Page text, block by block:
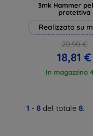
3mk Hammer
protettiva
Realizzato su
20,90 €
18,81 €
In magazzino
1 - 8 del totale 8.